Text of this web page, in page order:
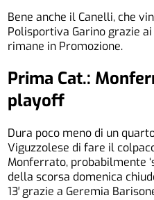
Bene anche il Canelli, che
Polisportiva Garino grazie
rimane in Promozione.
Prima Cat.:
playoff
Dura poco meno di un
Viguzzolese di fare il
Monferrato, probabilmente
della scorsa domenica
13′ grazie a Geremia